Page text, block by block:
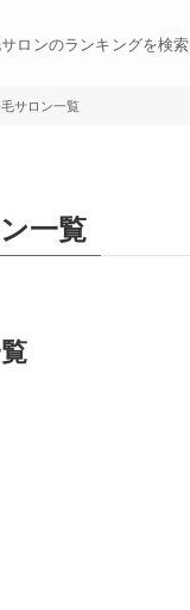
ロンのランキングを検索
サロン一覧
一覧